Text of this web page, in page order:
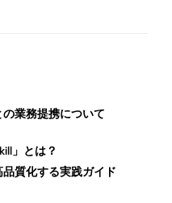
業務提携について
」とは？
品質化する実践ガイド